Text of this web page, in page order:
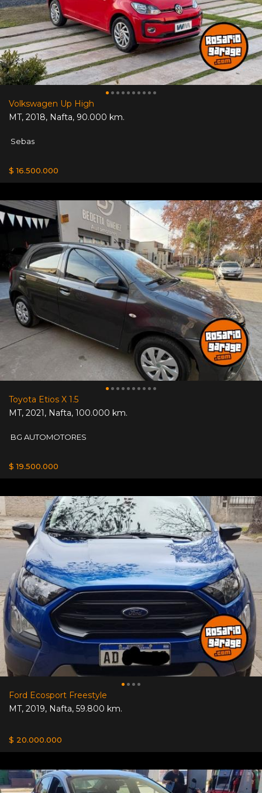
Volkswagen Up High
MT, 2018, Nafta, 90.000 km.
Sebas
$ 16.500.000
Toyota Etios X 1.5
MT, 2021, Nafta, 100.000 km.
BG AUTOMOTORES
$ 19.500.000
Ford Ecosport Freestyle
MT, 2019, Nafta, 59.800 km.
$ 20.000.000